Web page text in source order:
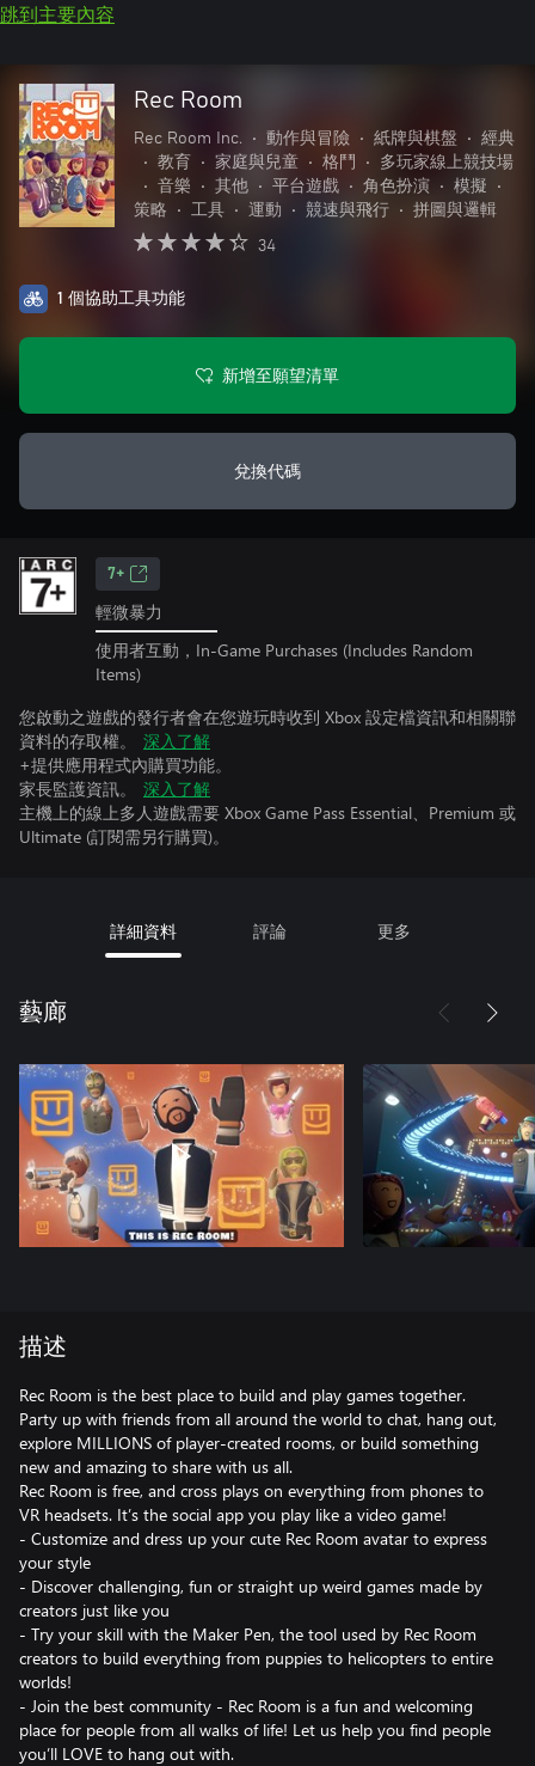
跳到主要內容
Rec Room
Rec Room Inc. • 動作與冒險 • 紙牌與棋盤 •
經典
•
教育 • 家庭與兒童 • 格鬥 •
多玩家線上競技場
•
音樂 • 其他 • 平台遊戲 • 角色扮演 • 模擬
•
策略
• 工具 • 運動 • 競速與飛行 • 拼圖與邏輯
34
1 個協助工具功能
新增至願望清單
兌換代碼
7+
輕微暴力
使用者互動，In-Game Purchases (Includes Random
Items)
您啟動之遊戲的發行者會在您遊玩時收到 Xbox 設定檔資訊和相關聯
資料的存取權。
深入了解
+提供應用程式內購買功能。
家長監護資訊。
深入了解
主機上的線上多人遊戲需要 Xbox Game Pass Essential、Premium 或
Ultimate (訂閱需另行購買)。
詳細資料 評論 更多
藝廊
描述
Rec Room is the best place to build and play games together.
Party up with friends from all around the world to chat, hang out,
explore MILLIONS of player-created rooms, or build something
new and amazing to share with us all.
Rec Room is free, and cross plays on everything from phones to
VR headsets. It’s the social app you play like a video game!
- Customize and dress up your cute Rec Room avatar to express
your style
- Discover challenging, fun or straight up weird games made by
creators just like you
- Try your skill with the Maker Pen, the tool used by Rec Room
creators to build everything from puppies to helicopters to entire
worlds!
- Join the best community - Rec Room is a fun and welcoming
place for people from all walks of life! Let us help you find people
you’ll LOVE to hang out with.